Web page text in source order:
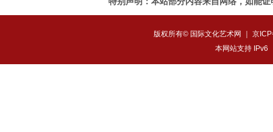
版权所有© 国际文化艺术网 ｜ 京
本网站支持 IPv6